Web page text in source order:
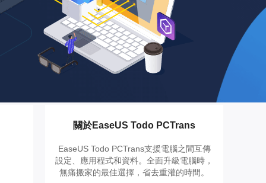
SD 卡救援
USB 救援
SSD 外接硬碟救援
資源回收桶救援
Data Recovery Pro
Data Recovery App
(線上) 影片修復
(線上) 照片修復
(線上) 檔案修復
並遠端遙控備份
免費線上錄影
影片與音訊工具
Video Editor
專業影片剪輯軟體
即時變聲
EaseUS VideoKit
製作工具
售前咨詢
咨詢銷售服務人員
遠程協助服務
一對一遠程協助，解決問題速度
邀請好友，賺取獎勵
關於EaseUS Todo PCTrans
EaseUS Todo PCTrans支援電腦之間互傳
設定、應用程式和資料。全面升級電腦時，
無痛搬家的最佳選擇，省去重灌的時間。